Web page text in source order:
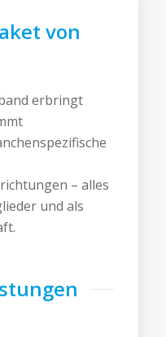
von
erbringt
– alles
und als